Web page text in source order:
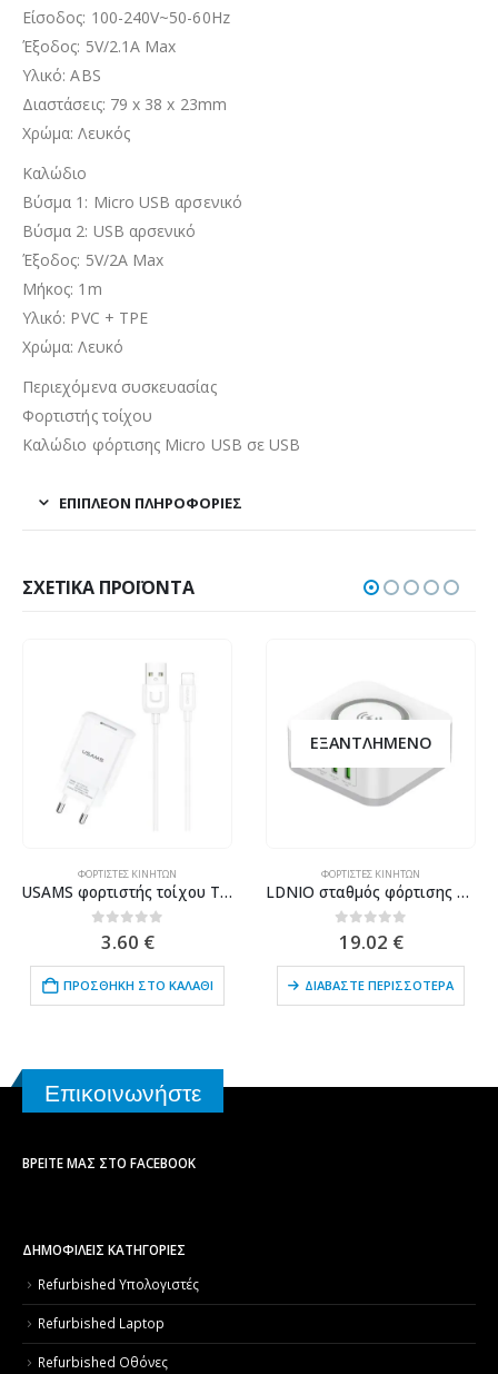
Είσοδος: 100-240V~50-60Hz
Έξοδος: 5V/2.1A Max
Υλικό: ABS
Διαστάσεις: 79 x 38 x 23mm
Χρώμα: Λευκός
Καλώδιο
Βύσμα 1: Micro USB αρσενικό
Βύσμα 2: USB αρσενικό
Έξοδος: 5V/2A Max
Mήκος: 1m
Yλικό: PVC + TPE
Χρώμα: Λευκό
Περιεχόμενα συσκευασίας
Φορτιστής τοίχου
Καλώδιο φόρτισης Micro USB σε USB
ΕΠΙΠΛΈΟΝ ΠΛΗΡΟΦΟΡΊΕΣ
ΣΧΕΤΙΚΆ ΠΡΟΪΌΝΤΑ
ΦΟΡΤΙΣΤΈΣ ΚΙΝΗΤΏΝ
USAMS φορτιστής τοίχου T21OCLN01 με καλώδιο Lightning, USB 2.1A, λευκός
out of 5
3.60 €
ΠΡΟΣΘΉΚΗ ΣΤΟ ΚΑΛΆΘΙ
ΕΞΑΝΤΛΗΜΈΝΟ
ΦΟΡΤΙΣΤΈΣ ΚΙΝΗΤΏΝ
LDNIO σταθμός φόρτισης AW004, USB-C/3x USB/wireless, 32W, PD/QC, λευκός
0out of 5
19.02 €
ΔΙΑΒΆΣΤΕ ΠΕΡΙΣΣΌΤΕΡΑ
Επικοινωνήστε
ΒΡΕΊΤΕ ΜΑΣ ΣΤΟ FACEBOOK
ΔΗΜΟΦΙΛΕΙΣ ΚΑΤΗΓΟΡΙΕΣ
Refurbished Υπολογιστές
Refurbished Laptop
Refurbished Οθόνες